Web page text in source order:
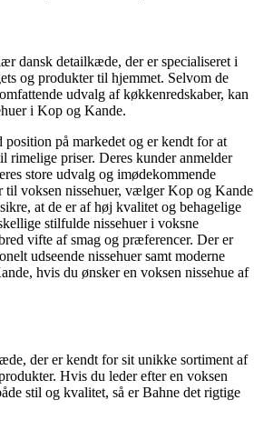
dansk detailkæde, der er specialiseret i
og produkter til hjemmet. Selvom de
udvalg af køkkenredskaber, kan
i Kop og Kande.
på markedet og er kendt for at
rimelige priser. Deres kunder anmelder
store udvalg og imødekommende
til voksen nissehuer, vælger Kop og Kande
at de er af høj kvalitet og behagelige
stilfulde nissehuer i voksne
vifte af smag og præferencer. Der er
udseende nissehuer samt moderne
hvis du ønsker en voksen nissehue af
der er kendt for sit unikke sortiment af
Hvis du leder efter en voksen
stil og kvalitet, så er Bahne det rigtige